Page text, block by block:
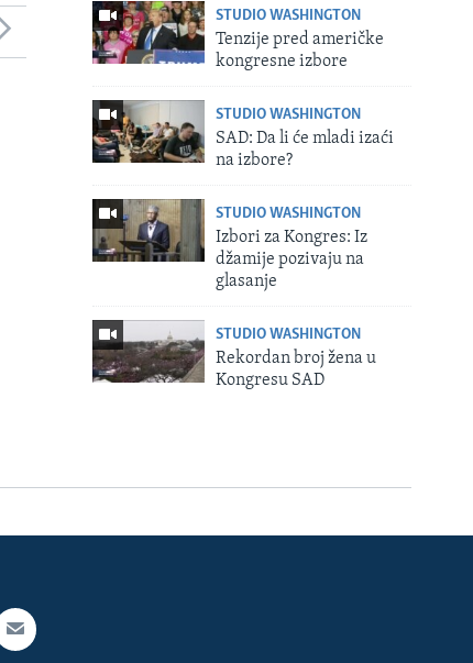
STUDIO WASHINGTON
Tenzije pred američke
kongresne izbore
STUDIO WASHINGTON
SAD: Da li će mladi izaći
na izbore?
STUDIO WASHINGTON
Izbori za Kongres: Iz
džamije pozivaju na
glasanje
STUDIO WASHINGTON
Rekordan broj žena u
Kongresu SAD